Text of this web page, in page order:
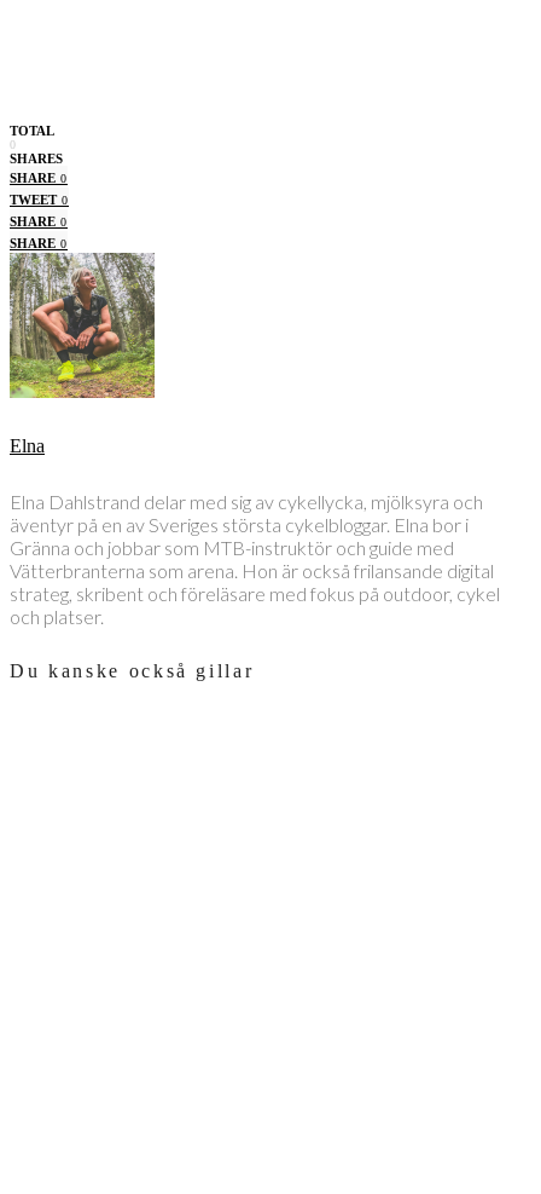
TOTAL
0
SHARES
SHARE 0
TWEET 0
SHARE 0
SHARE 0
Elna
Elna Dahlstrand delar med sig av cykellycka, mjölksyra och
äventyr på en av Sveriges största cykelbloggar. Elna bor i
Gränna och jobbar som MTB-instruktör och guide med
Vätterbranterna som arena. Hon är också frilansande digital
strateg, skribent och föreläsare med fokus på outdoor, cykel
och platser.
Du kanske också gillar